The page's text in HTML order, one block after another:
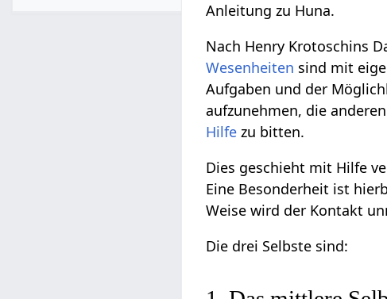
Anleitung zu Huna.
Nach Henry Krotoschins
Wesenheiten sind mit
Aufgaben und der
aufzunehmen, die
Hilfe zu bitten.
Dies geschieht mit Hilfe
Eine Besonderheit ist
Weise wird der Kontakt
Die drei Selbste sind: